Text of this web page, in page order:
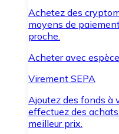
Achetez des
moyens de
proche.
Acheter avec
Virement SEPA
Ajoutez des fonds à
effectuez des
meilleur prix.